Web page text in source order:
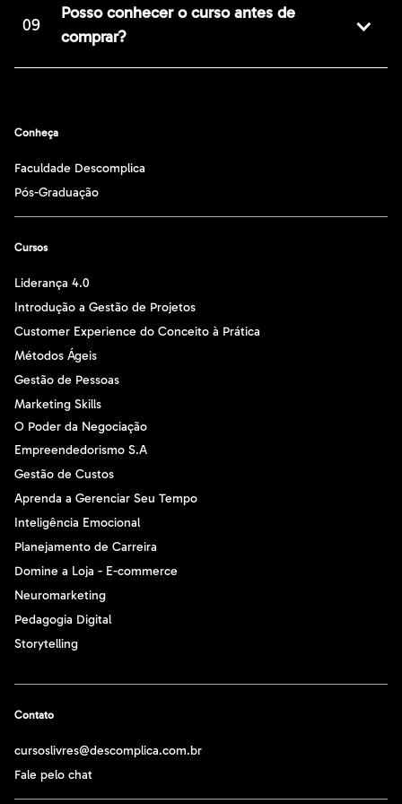
09
Posso conhecer o curso antes de
comprar?
Conheça
Faculdade Descomplica
Pós-Graduação
Cursos
Liderança 4.0
Introdução a Gestão de Projetos
Customer Experience do Conceito à Prática
Métodos Ágeis
Gestão de Pessoas
Marketing Skills
O Poder da Negociação
Empreendedorismo S.A
Gestão de Custos
Aprenda a Gerenciar Seu Tempo
Inteligência Emocional
Planejamento de Carreira
Domine a Loja - E-commerce
Neuromarketing
Pedagogia Digital
Storytelling
Contato
cursoslivres@descomplica.com.br
Fale pelo chat